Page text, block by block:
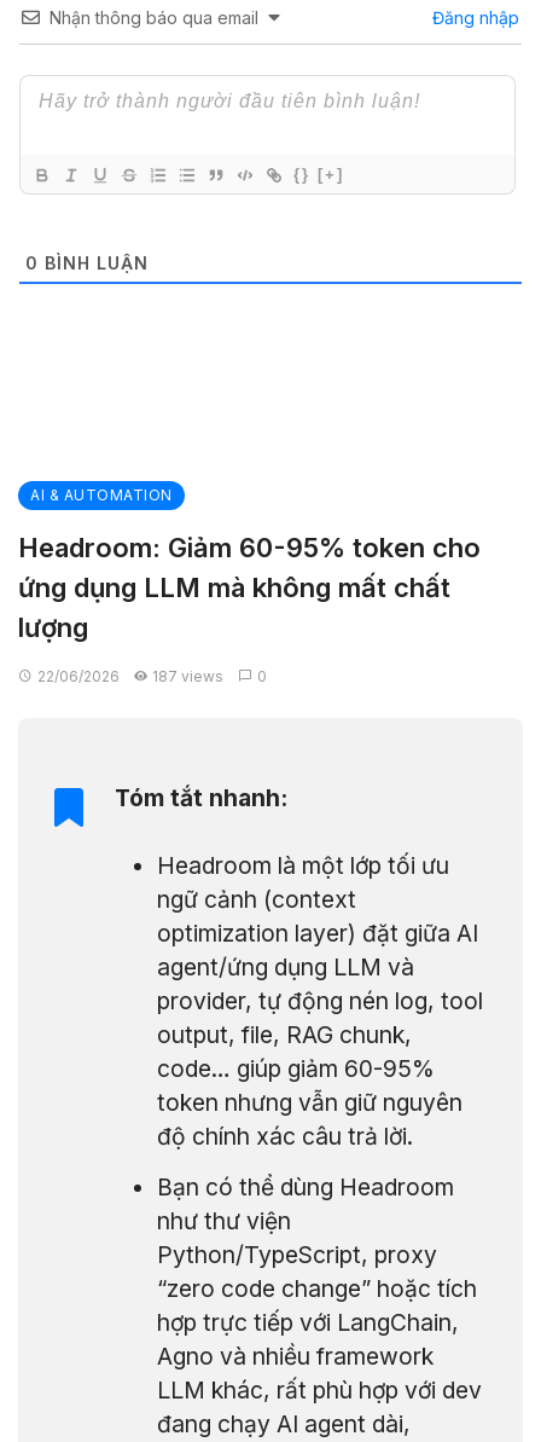
Nhận thông báo qua email Đăng nhập
{} [+]
0 BÌNH LUẬN
AI & AUTOMATION
Headroom: Giảm 60-95% token cho
ứng dụng LLM mà không mất chất
lượng
22/06/2026 187 views 0
Tóm tắt nhanh:
Headroom là một lớp tối ưu
ngữ cảnh (context
optimization layer) đặt giữa AI
agent/ứng dụng LLM và
provider, tự động nén log, tool
output, file, RAG chunk,
code… giúp giảm 60-95%
token nhưng vẫn giữ nguyên
độ chính xác câu trả lời.
Bạn có thể dùng Headroom
như thư viện
Python/TypeScript, proxy
“zero code change” hoặc tích
hợp trực tiếp với LangChain,
Agno và nhiều framework
LLM khác, rất phù hợp với dev
đang chạy AI agent dài,